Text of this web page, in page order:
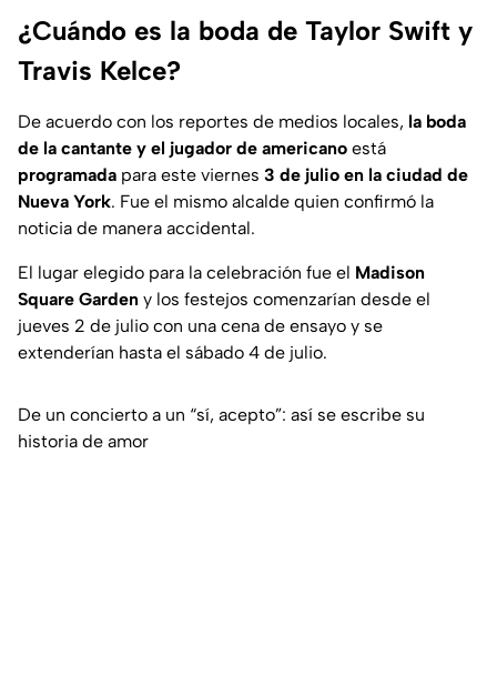
¿Cuándo es la boda de Taylor Swift y
Travis Kelce?
De acuerdo con los reportes de medios locales, la boda
de la cantante y el jugador de americano está
programada para este viernes 3 de julio en la ciudad de
Nueva York. Fue el mismo alcalde quien confirmó la
noticia de manera accidental.
El lugar elegido para la celebración fue el Madison
Square Garden y los festejos comenzarían desde el
jueves 2 de julio con una cena de ensayo y se
extenderían hasta el sábado 4 de julio.
De un concierto a un “sí, acepto”: así se escribe su
historia de amor